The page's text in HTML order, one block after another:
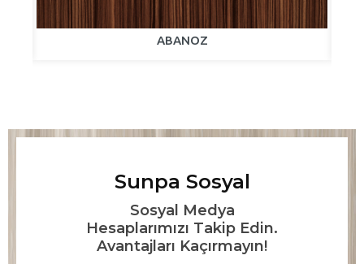
ABANOZ
Sunpa Sosyal
Sosyal Medya
Hesaplarımızı Takip Edin.
Avantajları Kaçırmayın!